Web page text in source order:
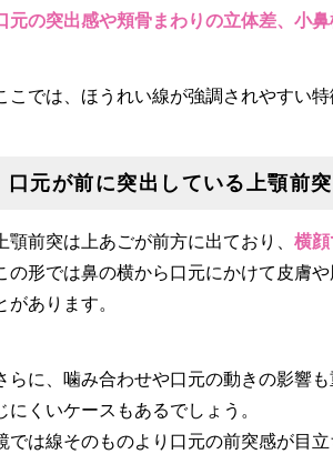
元の突出感や頬骨まわりの立体差、小
こでは、ほうれい線が強調されやすい
口元が前に突出している上顎前突
上顎前突は上あごが前方に出ており、 横
の形では鼻の横から口元にかけて皮膚
があります。
らに、噛み合わせや口元の動きの影響
にくいケースもあるでしょう。
では線そのものより口元の前突感が目